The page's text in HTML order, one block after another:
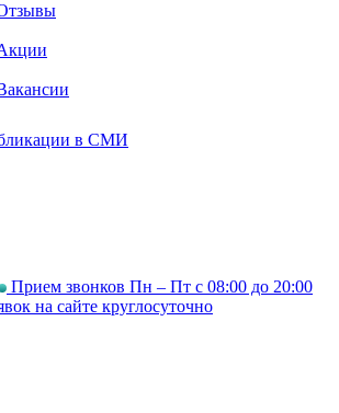
в СМИ
Прием звонков Пн – Пт с 08:00 до 20:00
на сайте круглосуточно